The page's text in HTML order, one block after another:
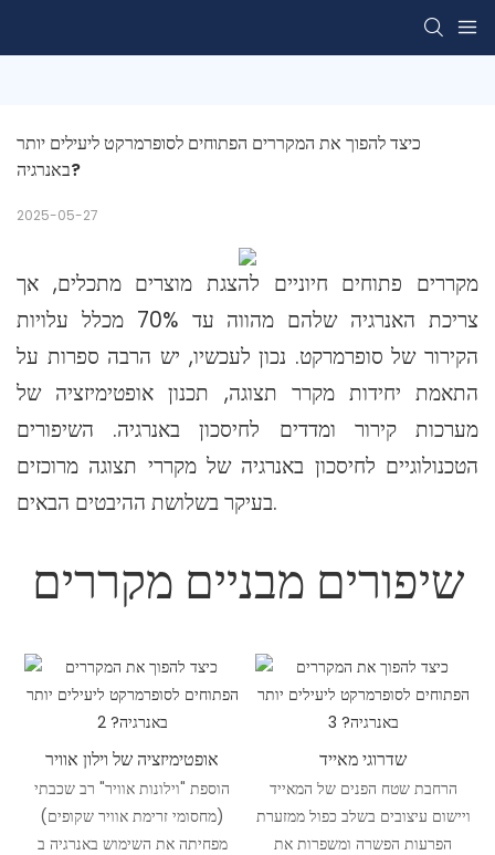
כיצד להפוך את המקררים הפתוחים לסופרמרקט ליעילים יותר
באנרגיה?
2025-05-27
מקררים פתוחים חיוניים להצגת מוצרים מתכלים, אך
צריכת האנרגיה שלהם מהווה עד 70% מכלל עלויות
הקירור של סופרמרקט. נכון לעכשיו, יש הרבה ספרות על
התאמת יחידות מקרר תצוגה, תכנון אופטימיזציה של
מערכות קירור ומדדים לחיסכון באנרגיה. השיפורים
הטכנולוגיים לחיסכון באנרגיה של מקררי תצוגה מרוכזים
בעיקר בשלושת ההיבטים הבאים.
שיפורים מבניים מקררים
אופטימיזציה של וילון אוויר
הוספת "וילונות אוויר" רב שכבתי
(מחסומי זרימת אוויר שקופים)
מפחיתה את השימוש באנרגיה ב
שדרוגי מאייד
הרחבת שטח הפנים של המאייד
ויישום עיצובים בשלב כפול ממזערת
הפרעות הפשרה ומשפרות את